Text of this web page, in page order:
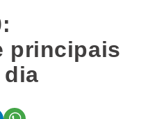
principais